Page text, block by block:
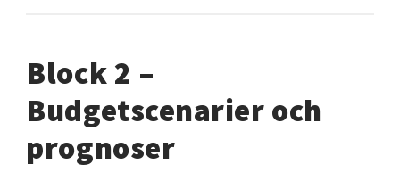
Block 2 –
Budgetscenarier och
prognoser